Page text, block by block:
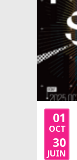
01
OCT
30
JUIN